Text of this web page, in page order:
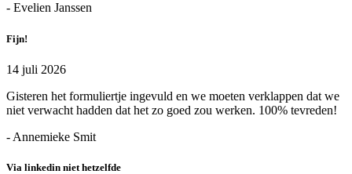
- Evelien Janssen
Fijn!
14 juli 2026
Gisteren het formuliertje ingevuld en we moeten verklappen dat we
niet verwacht hadden dat het zo goed zou werken. 100% tevreden!
- Annemieke Smit
Via linkedin niet hetzelfde